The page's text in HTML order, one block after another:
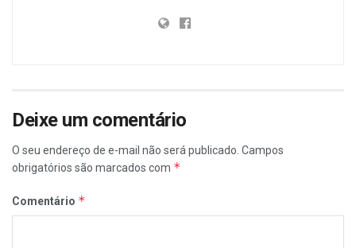
Deixe um comentário
O seu endereço de e-mail não será publicado. Campos
obrigatórios são marcados com *
Comentário *